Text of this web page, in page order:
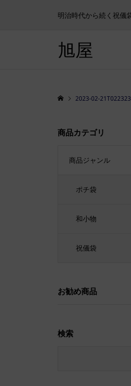
明治時代から続く祝儀
旭屋
2023-02-
商品カテゴリ
商品ジャンル
ポチ袋
和小物
祝儀袋
お勧め商品
検索